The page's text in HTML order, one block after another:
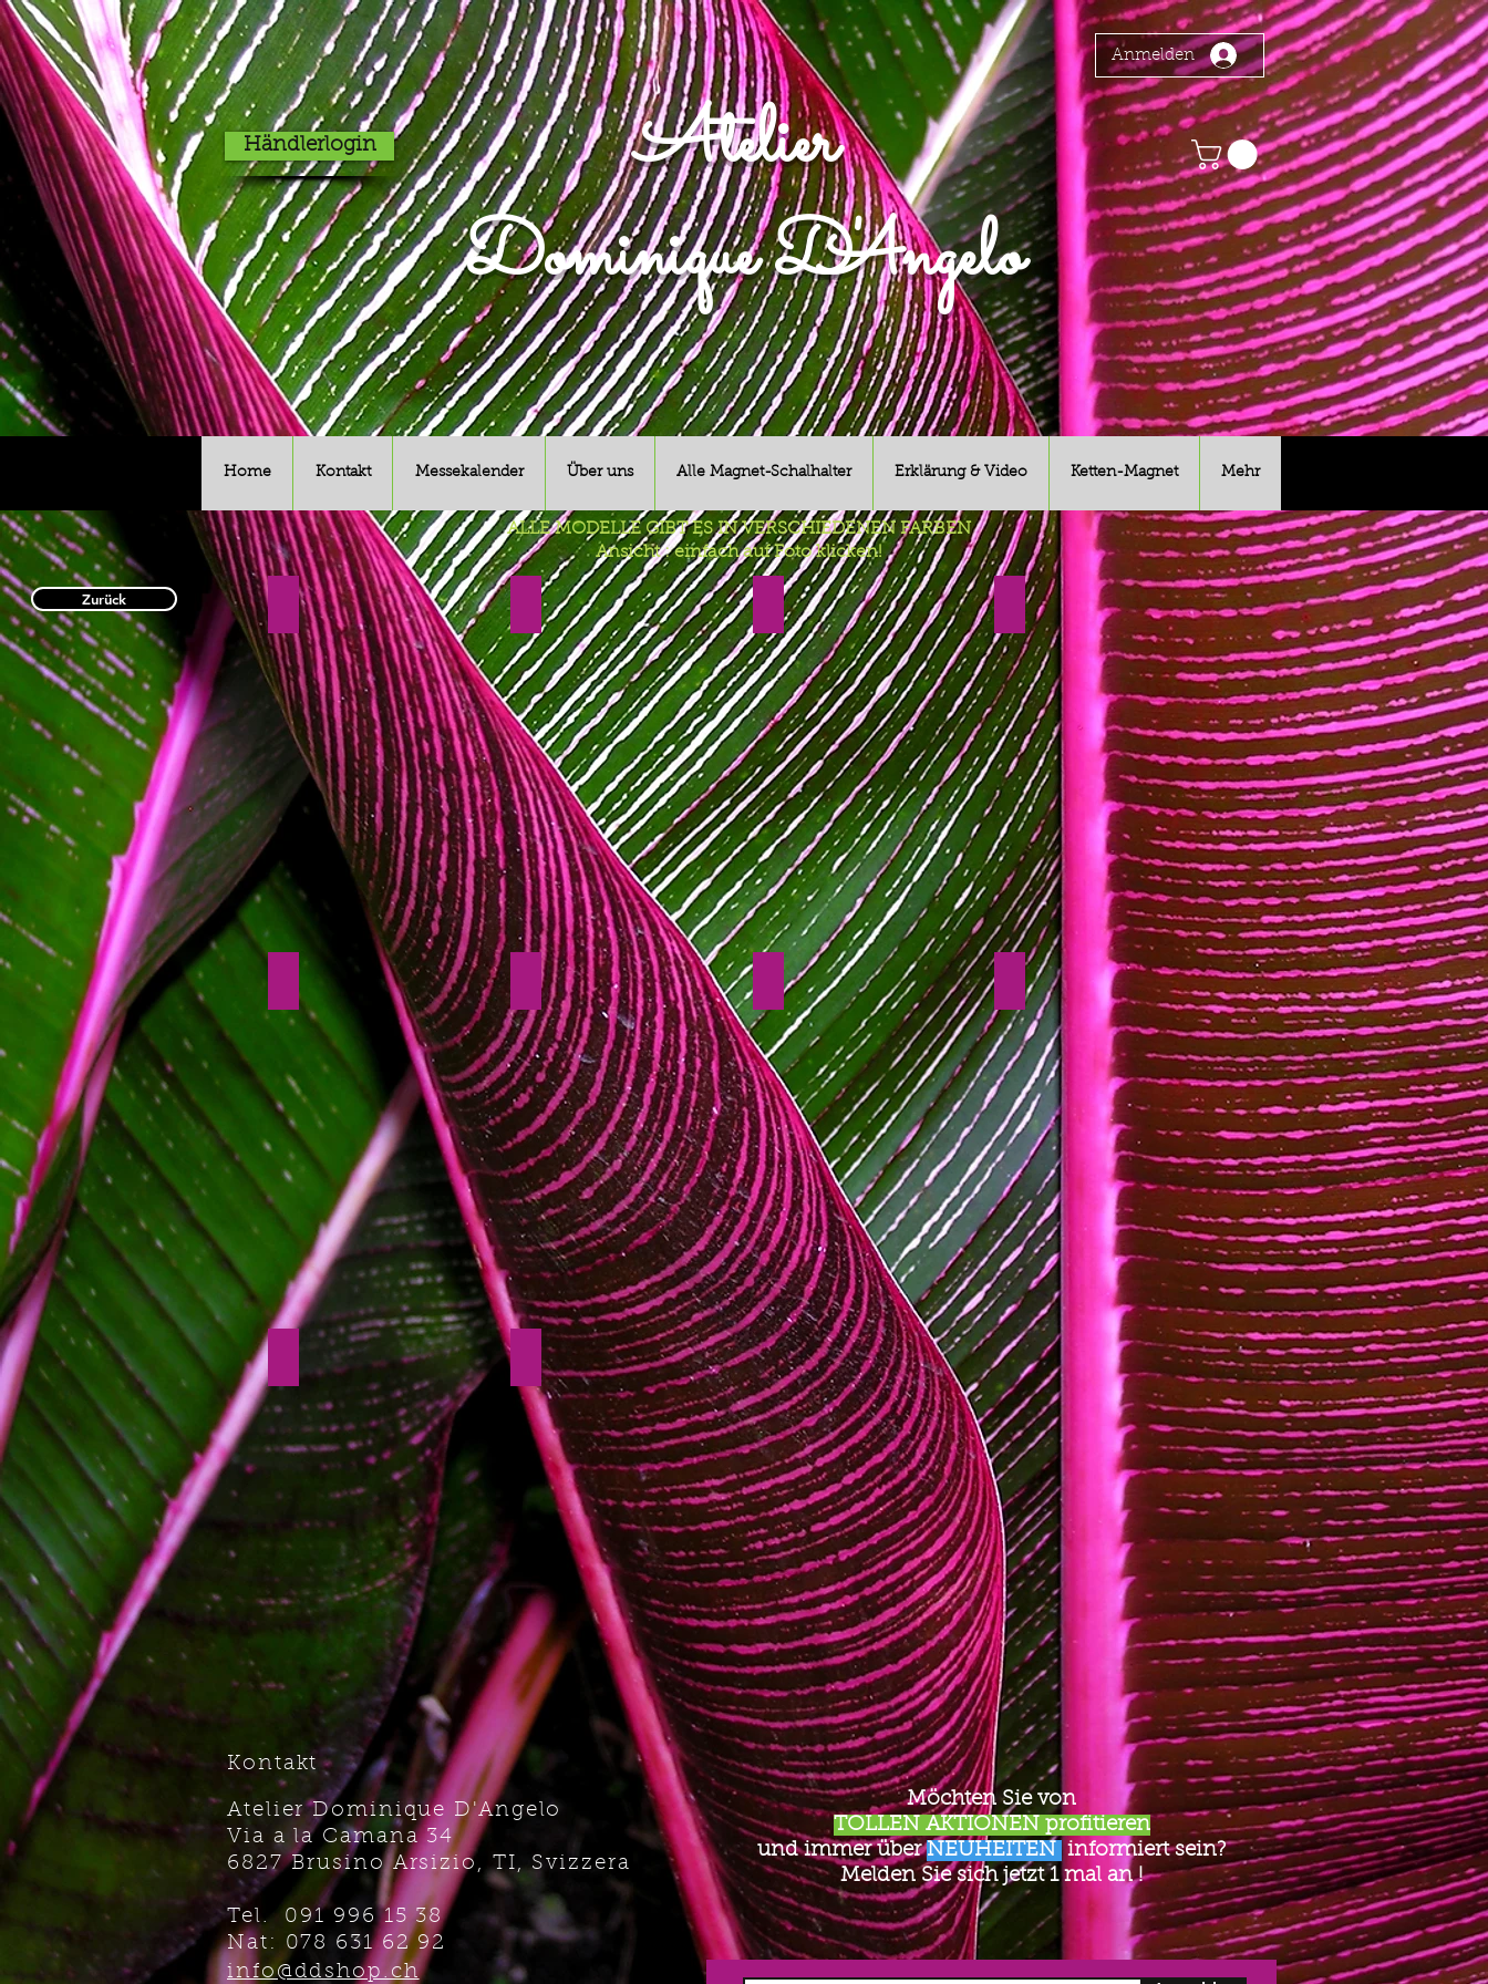
Anmelden
Atelier
Dominique D'Angelo
Händlerlogin
Home Kontakt Messekalender Über uns Alle Magnet-Schalhalter Erklärung & Video Ketten-Magnet Mehr
ALLE MODELLE GIBT ES IN VERSCHIEDENEN FARBEN
Ansicht : einfach auf Foto klicken!
Zurück Seiden-Unikate Patch-Seidenkette Seidenketten lang Fantasie-Seidenschal's
45.-
Bw/Viscose-Ketten Schal Fantasie Crazy UNI Viskoseschal
Winterschal's -30% Kaschmirschal -30%
Kontakt
Atelier Dominique D'Angelo
Via a la Camana 34
6827 Brusino Arsizio, TI, Svizzera
Tel. 091 996 15 38
Nat: 078 631 62 92
info@ddshop.ch
Möchten Sie von
TOLLEN AKTIONEN profitieren
und immer überNEUHEITEN
informiert sein?
Melden Sie sich jetzt 1 mal an !